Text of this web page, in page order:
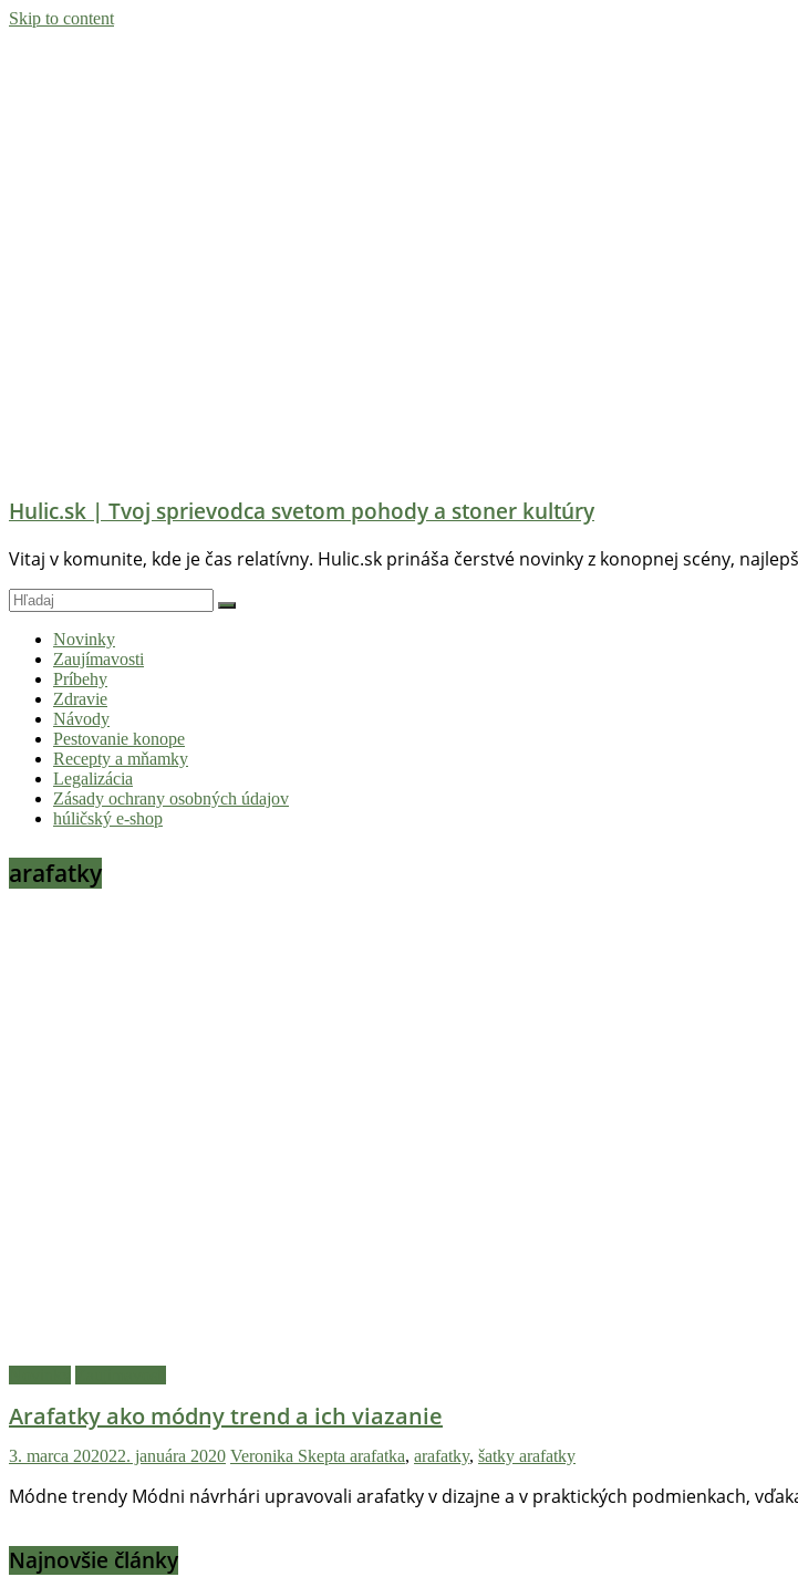
Skip to content
Hulic.sk | Tvoj sprievodca svetom pohody a stoner kultúry
Vitaj v komunite, kde je čas relatívny. Hulic.sk prináša čerstvé novinky z konopnej scény,
Novinky
Zaujímavosti
Príbehy
Zdravie
Návody
Pestovanie konope
Recepty a mňamky
Legalizácia
Zásady ochrany osobných údajov
húličský e-shop
arafatky
Arafatky ako módny trend a ich viazanie
3. marca 202022. januára 2020 Veronika Skepta arafatka, arafatky, šatky arafatky
Módne trendy Módni návrhári upravovali arafatky v dizajne a v praktických podmienkach,
Najnovšie články